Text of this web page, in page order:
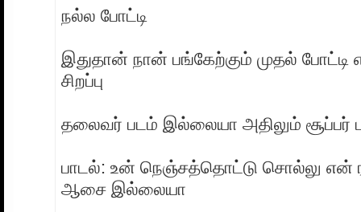
நல்ல போட்டி
இதுதான் நான் பங்கேற்கும் முதல் போட்டி
சிறப்பு
தலைவர் படம் இல்லையா அதிலும் சூப்பர்
பாடல்: உன் நெஞ்சத்தொட்டு சொல்லு என்
ஆசை இல்லையா